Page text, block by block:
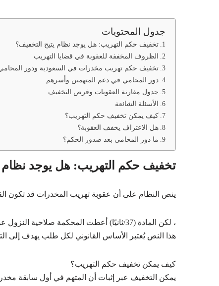
جدول المحتويات
تخفيف حكم التهريب: هل يوجد نظام يتيح التخفيف؟
الظروف المخففة للعقوبة في قضايا التهريب
تخفيف حكم تهريب مخدرات في السعودية ودور
دور المحامي في دعم المتهمين وأسرهم
جدول مقارنة العقوبات وفرص التخفيف
الأسئلة الشائعة
كيف يمكن تخفيف حكم التهريب؟
هل الاعتراف يخفف العقوبة؟
ما دور المحامي بعد صدور الحكم؟
تخفيف حكم التهريب: هل يوجد نظام
ينص النظام على أن عقوبة تهريب المخدرات قد تكون
، لكن المادة (37/ثانيًا) أعطت المحكمة
هذا النص يُعتبر الأساس القانوني لكل طلب يهدف إلى
كيف يمكن تخفيف حكم التهريب؟
يمكن التخفيف عبر إثبات أن المتهم في أول سابقة